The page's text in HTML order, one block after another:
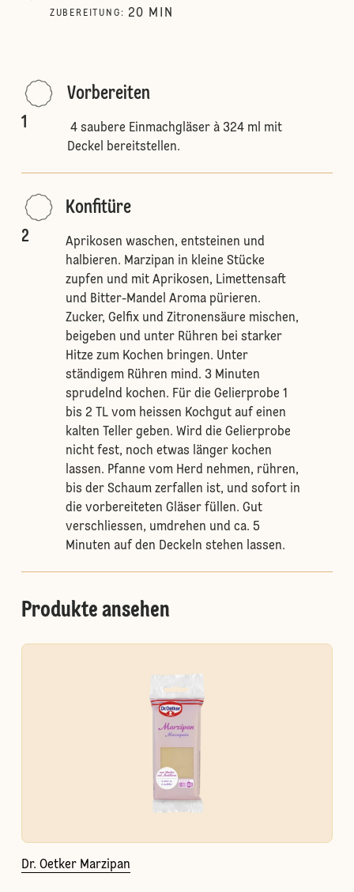
ZUBEREITUNG : 20 MIN
1
Vorbereiten
4 saubere Einmachgläser à 324 ml mit
Deckel bereitstellen.
2
Konfitüre
Aprikosen waschen, entsteinen und
halbieren. Marzipan in kleine Stücke
zupfen und mit Aprikosen, Limettensaft
und Bitter-Mandel Aroma pürieren.
Zucker, Gelfix und Zitronensäure mischen,
beigeben und unter Rühren bei starker
Hitze zum Kochen bringen. Unter
ständigem Rühren mind. 3 Minuten
sprudelnd kochen. Für die Gelierprobe 1
bis 2 TL vom heissen Kochgut auf einen
kalten Teller geben. Wird die Gelierprobe
nicht fest, noch etwas länger kochen
lassen. Pfanne vom Herd nehmen, rühren,
bis der Schaum zerfallen ist, und sofort in
die vorbereiteten Gläser füllen. Gut
verschliessen, umdrehen und ca. 5
Minuten auf den Deckeln stehen lassen.
Produkte ansehen
Dr. Oetker Marzipan